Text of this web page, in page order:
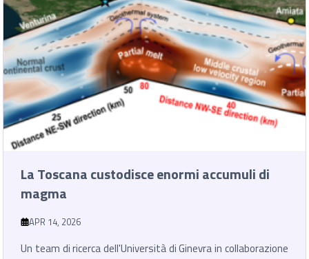
La Toscana custodisce enormi accumuli di
magma
APR 14, 2026
Un team di ricerca dell'Università di Ginevra in collaborazione